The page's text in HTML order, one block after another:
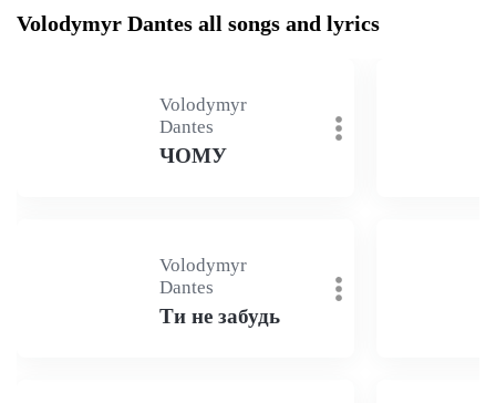
Volodymyr Dantes all songs and lyrics
Volodymyr
Dantes
ЧОМУ
Volodymyr
Dantes
Ти не забудь